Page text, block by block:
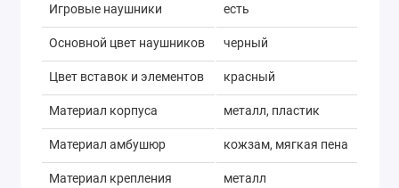
Игровые наушники есть
Основной цвет наушников черный
Цвет вставок и элементов красный
Материал корпуса металл, пластик
Материал амбушюр кожзам, мягкая пена
Материал крепления
металл